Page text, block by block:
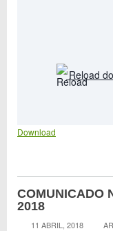
Reload
Download
COMUNICADO
2018
11 ABRIL, 2018